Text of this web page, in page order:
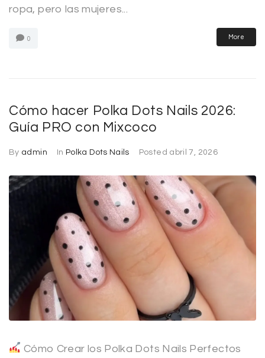
ropa, pero las mujeres...
0 More
Cómo hacer Polka Dots Nails 2026:
Guía PRO con Mixcoco
By admin In Polka Dots Nails Posted abril 7, 2026
Cómo Crear los Polka Dots Nails Perfectos